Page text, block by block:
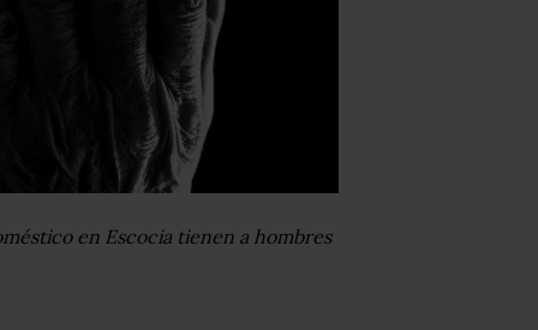
en Escocia tienen a hombres